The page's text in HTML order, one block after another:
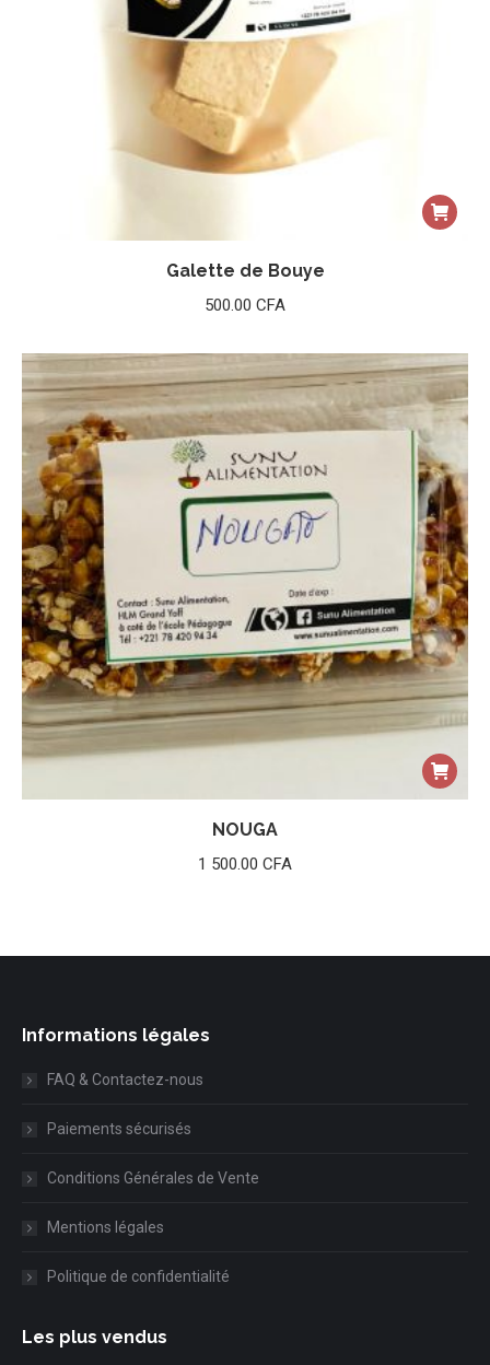
Galette de Bouye
500.00 CFA
NOUGA
1 500.00 CFA
Informations légales
FAQ & Contactez-nous
Paiements sécurisés
Conditions Générales de Vente
Mentions légales
Politique de confidentialité
Les plus vendus